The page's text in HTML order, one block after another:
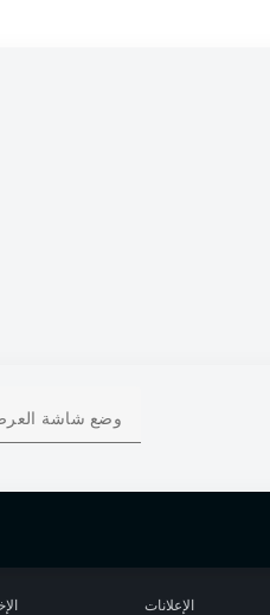
وضع شاشة
الإعلانات